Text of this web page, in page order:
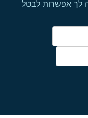
לך אפשרות לבטל